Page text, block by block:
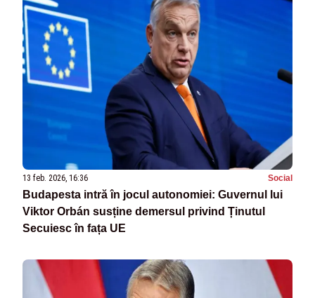
13 feb. 2026, 16:36 Social
Budapesta intră în jocul autonomiei: Guvernul lui
Viktor Orbán susține demersul privind Ținutul
Secuiesc în fața UE